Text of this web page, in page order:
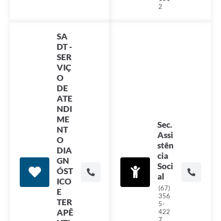
2
SA
DT -
SER
VIÇ
O
DE
ATE
NDI
ME
NT
O
DIA
GN
ÓST
ICO
E
TER
APÊ
Sec.
Assi
stên
cia
Soci
al
(67)
356
5-
422